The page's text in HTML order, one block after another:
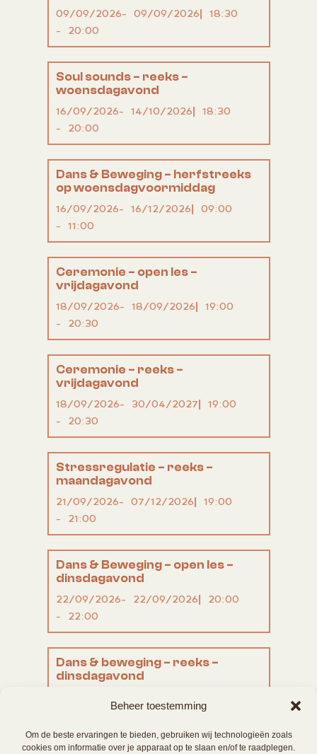
Beheer toestemming
Om de beste ervaringen te bieden, gebruiken wij technologieën zoals
cookies om informatie over je apparaat op te slaan en/of te raadplegen.
09/09/2026 09/09/2026
18:30
20:00
Soul sounds – reeks –
woensdagavond
16/09/2026 14/10/2026
18:30
20:00
Dans & Beweging – herfstreeks
op woensdagvoormiddag
16/09/2026 16/12/2026
09:00
11:00
Ceremonie – open les –
vrijdagavond
18/09/2026 18/09/2026
19:00
20:30
Ceremonie – reeks –
vrijdagavond
18/09/2026 30/04/2027
19:00
20:30
Stressregulatie – reeks –
maandagavond
21/09/2026 07/12/2026
19:00
21:00
Dans & Beweging – open les –
dinsdagavond
22/09/2026 22/09/2026
20:00
22:00
Dans & beweging – reeks –
dinsdagavond